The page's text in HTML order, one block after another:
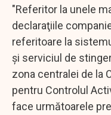
"Referitor la unele
declaraţiile
referitoare la
şi serviciul de
zona centralei de la
pentru Controlul
face următoarele